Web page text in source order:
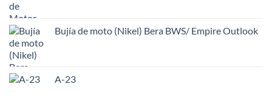
Bujía de moto (Nikel) Bera BWS/ Empire Outlook
A-23